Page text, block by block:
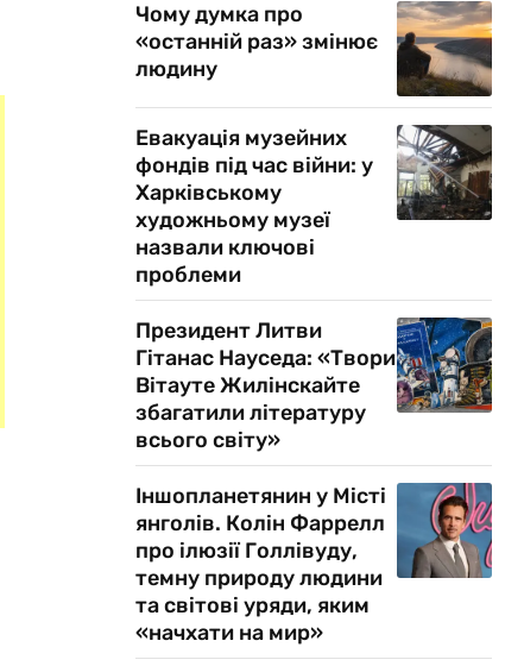
Чому думка про
«останній раз» змінює
людину
Евакуація музейних
фондів під час війни: у
Харківському
художньому музеї
назвали ключові
проблеми
Президент Литви
Гітанас Науседа: «Твори
Вітауте Жилінскайте
збагатили літературу
всього світу»
Іншопланетянин у Місті
янголів. Колін Фаррелл
про ілюзії Голлівуду,
темну природу людини
та світові уряди, яким
«начхати на мир»